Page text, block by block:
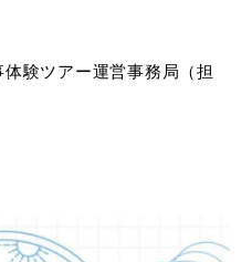
体験ツアー運営事務局（担